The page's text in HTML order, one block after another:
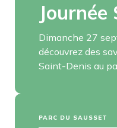
Journée
Dimanche 27
découvrez des
Saint-Denis au
PARC DU SAUSSET